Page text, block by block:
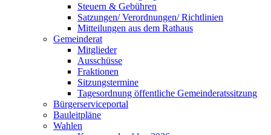
Steuern & Gebühren
Satzungen/ Verordnungen/ Richtlinien
Mitteilungen aus dem Rathaus
Gemeinderat
Mitglieder
Ausschüsse
Fraktionen
Sitzungstermine
Tagesordnung öffentliche Gemeinderatssitzung
Bürgerserviceportal
Bauleitpläne
Wahlen